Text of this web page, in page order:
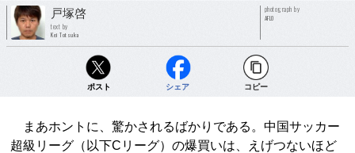
戸塚啓
text by
Kei Totsuka
photograph by
AFLO
ポスト シェア コピー
まあホントに、驚かされるばかりである。中国サッカー
超級リーグ（以下Cリーグ）の爆買いは、えげつないほど